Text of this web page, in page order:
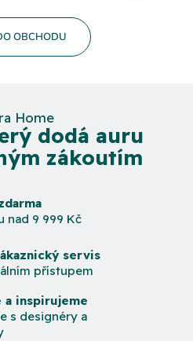
OBCHODU
Home
dodá auru
zákoutím
nad 9 999 Kč
servis
přístupem
a inspirujeme
s designéry a